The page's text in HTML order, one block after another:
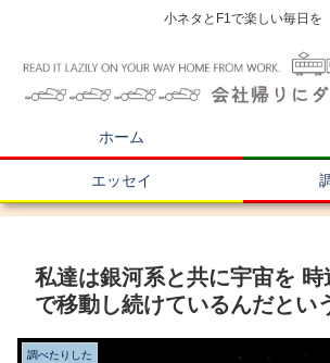
小ネタとF1で楽しい毎日を
ホーム
エッセイ
私達は銀河系と共に宇宙を
で移動し続けているんだとい
調べたりした